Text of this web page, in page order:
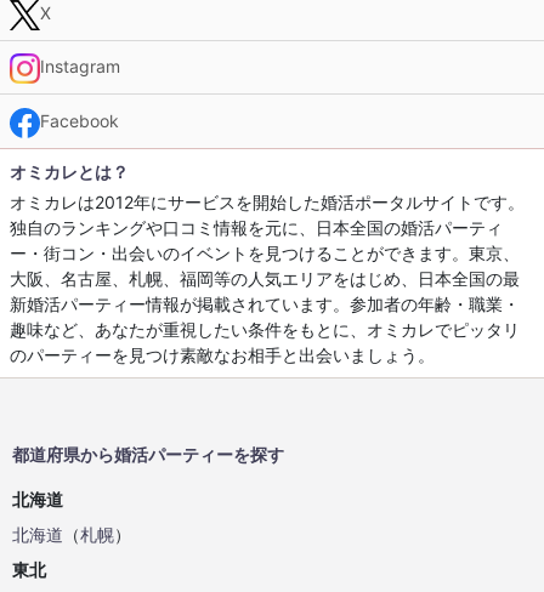
X
Instagram
Facebook
オミカレとは？
オミカレは2012年にサービスを開始した婚活ポータルサイトです。
独自のランキングや口コミ情報を元に、日本全国の婚活パーティ
ー・街コン・出会いのイベントを見つけることができます。東京、
大阪、名古屋、札幌、福岡等の人気エリアをはじめ、日本全国の最
新婚活パーティー情報が掲載されています。参加者の年齢・職業・
趣味など、あなたが重視したい条件をもとに、オミカレでピッタリ
のパーティーを見つけ素敵なお相手と出会いましょう。
都道府県から婚活パーティーを探す
北海道
北海道 （札幌）
東北